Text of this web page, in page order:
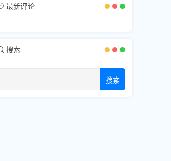
最新评论
搜索
搜索